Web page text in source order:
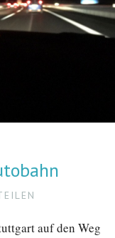
auf den Weg